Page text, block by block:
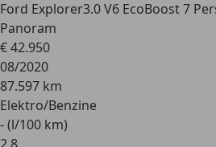
Ford Explorer3.0 V6 EcoBoost 7
Panoram
€ 42.950
08/2020
87.597 km
Elektro/Benzine
- (l/100 km)